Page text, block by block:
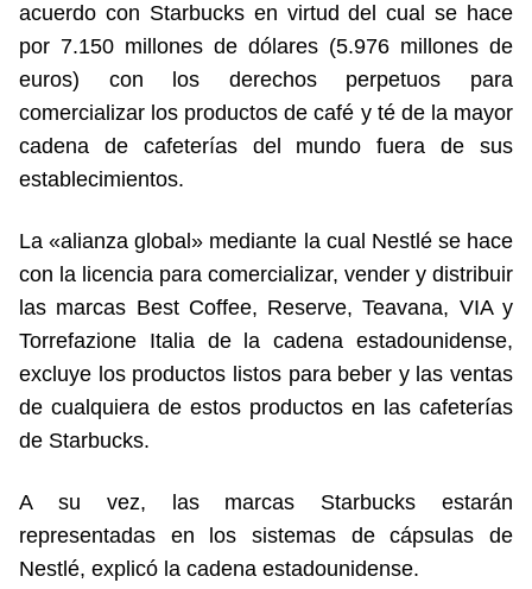
acuerdo con Starbucks en virtud del cual se hace
por 7.150 millones de dólares (5.976 millones de
euros) con los derechos perpetuos para
comercializar los productos de café y té de la mayor
cadena de cafeterías del mundo fuera de sus
establecimientos.
La «alianza global» mediante la cual Nestlé se hace
con la licencia para comercializar, vender y distribuir
las marcas Best Coffee, Reserve, Teavana, VIA y
Torrefazione Italia de la cadena estadounidense,
excluye los productos listos para beber y las ventas
de cualquiera de estos productos en las cafeterías
de Starbucks.
A su vez, las marcas Starbucks estarán
representadas en los sistemas de cápsulas de
Nestlé, explicó la cadena estadounidense.